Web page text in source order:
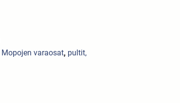
Mopojen varaosat, pultit,